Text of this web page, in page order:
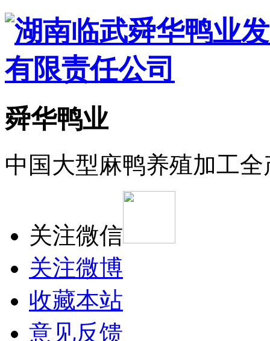
舜华鸭业
中国大型麻鸭养殖加工
关注微信
关注微博
收藏本站
意见反馈